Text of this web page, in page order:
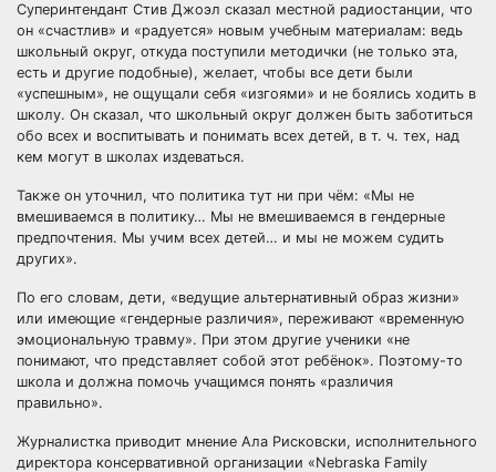
Суперинтендант Стив Джоэл сказал местной радиостанции, что
он «счастлив» и «радуется» новым учебным материалам: ведь
школьный округ, откуда поступили методички (не только эта,
есть и другие подобные), желает, чтобы все дети были
«успешным», не ощущали себя «изгоями» и не боялись ходить в
школу. Он сказал, что школьный округ должен быть заботиться
обо всех и воспитывать и понимать всех детей, в т. ч. тех, над
кем могут в школах издеваться.
Также он уточнил, что политика тут ни при чём: «Мы не
вмешиваемся в политику… Мы не вмешиваемся в гендерные
предпочтения. Мы учим всех детей… и мы не можем судить
других».
По его словам, дети, «ведущие альтернативный образ жизни»
или имеющие «гендерные различия», переживают «временную
эмоциональную травму». При этом другие ученики «не
понимают, что представляет собой этот ребёнок». Поэтому-то
школа и должна помочь учащимся понять «различия
правильно».
Журналистка приводит мнение Ала Рисковски, исполнительного
директора консервативной организации «Nebraska Family